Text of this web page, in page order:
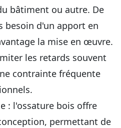
bâtiment ou autre. De
besoin d'un apport en
la mise en œuvre.
les retards souvent
contrainte fréquente
: l'ossature bois offre
permettant de